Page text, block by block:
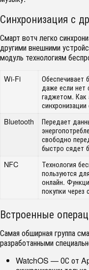
Синхронизация с
Смарт вотч легко
другими внешними
модуль технологиям
Wi-Fi
Обеспечивает
даже если нет
гаджетом. Как
Bluetooth
Передает
свободно
быстро сядет
NFC
Технология
пользуются
онлайн.
покупки
Встроенные
Самая обширная группа
разработанными
WatchOS — ОС от